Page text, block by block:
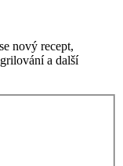
nový recept,
a další